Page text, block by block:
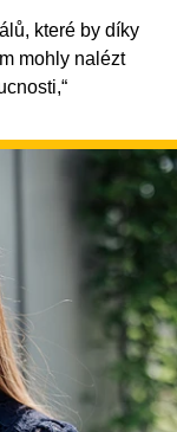
které by díky
mohly nalézt